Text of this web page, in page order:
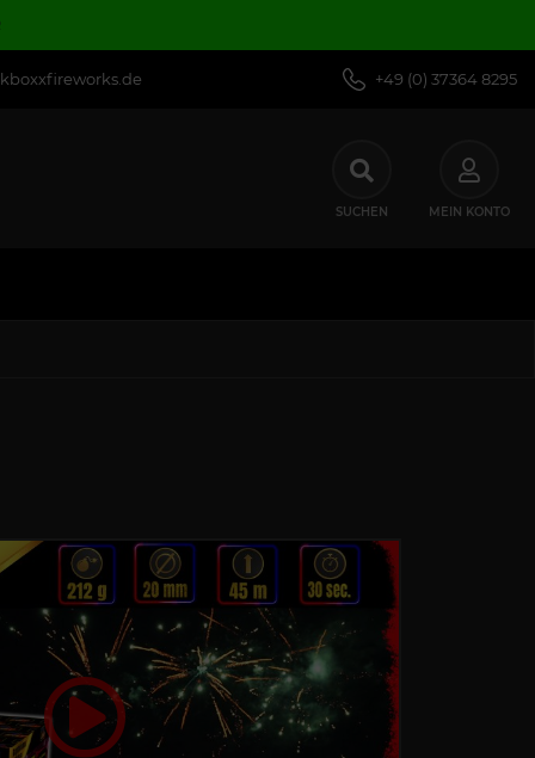
+49 (0) 37364 8295
SUCHEN MEIN KONTO